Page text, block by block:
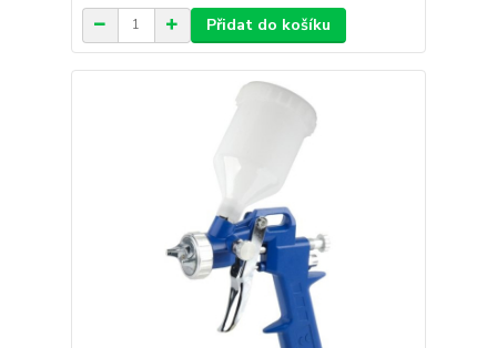
Přidat do košíku